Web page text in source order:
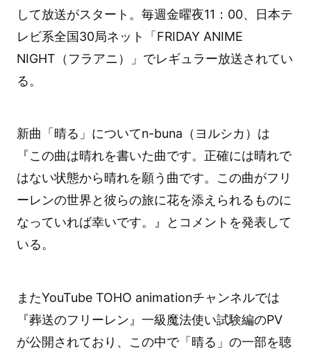
して放送がスタート。毎週金曜夜11：00、日本テ
レビ系全国30局ネット「FRIDAY ANIME
NIGHT（フラアニ）」でレギュラー放送されてい
る。
新曲「晴る」についてn-buna（ヨルシカ）は
『この曲は晴れを書いた曲です。正確には晴れで
はない状態から晴れを願う曲です。この曲がフリ
ーレンの世界と彼らの旅に花を添えられるものに
なっていれば幸いです。』とコメントを発表して
いる。
またYouTube TOHO animationチャンネルでは
『葬送のフリーレン』一級魔法使い試験編のPV
が公開されており、この中で「晴る」の一部を聴